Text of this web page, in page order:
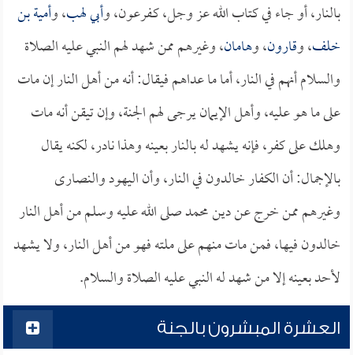
بالنار، أو جاء في كتاب الله عز وجل، كـفرعون، وأبي لهب، وأمية بن
خلف، وقارون، وهامان، وغيرهم ممن شهد لهم النبي عليه الصلاة
والسلام أنهم في النار، أما ما عداهم فيقال: أنه من أهل النار إن مات
على ما هو عليه، وأهل الإيمان يرجى لهم الجنة، وإن تيقن أنه مات
وهلك على كفر، فإنه يشهد له بالنار بعينه وهذا نادر، لكنه يقال
بالإجمال: أن الكفار خالدون في النار، وأن اليهود والنصارى
وغيرهم ممن خرج عن دين محمد صلى الله عليه وسلم من أهل النار
خالدون فيها، فمن مات منهم على ملته فهو من أهل النار، ولا يشهد
لأحد بعينه إلا من شهد له النبي عليه الصلاة والسلام.
العشرة المبشرون بالجنة